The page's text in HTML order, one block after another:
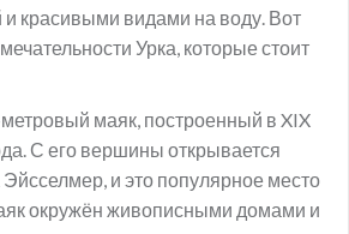
и красивыми видами на воду. Вот
Урка, которые стоит
маяк, построенный в XIX
С его вершины открывается
и это популярное место
окружён живописными домами и